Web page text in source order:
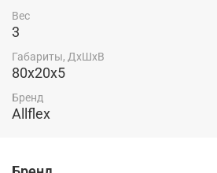
Вес
3
Габариты, ДхШхВ
80х20х5
Бренд
Allflex